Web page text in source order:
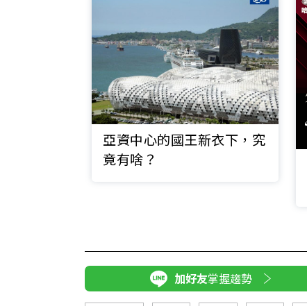
亞資中心的國王新衣下，究
竟有啥？
加好友掌握趨勢